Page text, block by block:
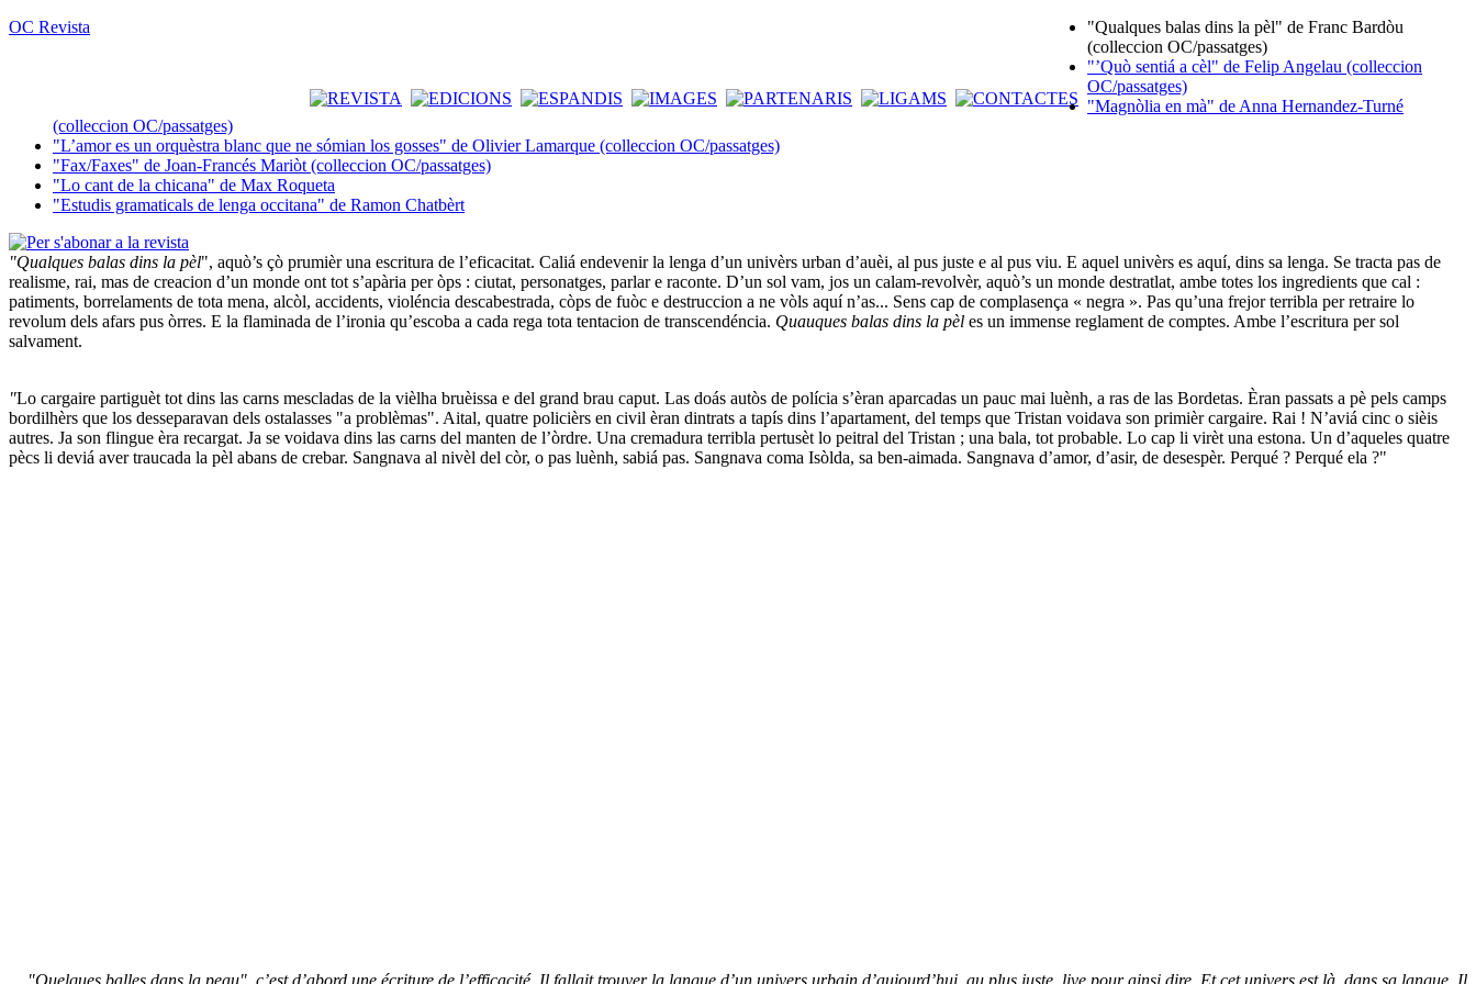
OC Revista
"Qualques balas dins la pèl" de Franc Bardòu
(colleccion OC/passatges)
"’Quò sentiá a cèl" de Felip Angelau (colleccion
OC/passatges)
"Magnòlia en mà" de Anna Hernandez-Turné
(colleccion OC/passatges)
"L’amor es un orquèstra blanc que ne sómian los gosses" de Olivier Lamarque (colleccion OC/passatges)
"Fax/Faxes" de Joan-Francés Mariòt (colleccion OC/passatges)
"Lo cant de la chicana" de Max Roqueta
"Estudis gramaticals de lenga occitana" de Ramon Chatbèrt
"Qualques balas dins la pèl", aquò’s çò prumièr una escritura de l’eficacitat. Caliá endevenir la lenga d’un univèrs urban d’auèi, al pus juste e al pus viu. E aquel univèrs es aquí, dins sa lenga. Se tracta pas de
realisme, rai, mas de creacion d’un monde ont tot s’apària per òps : ciutat, personatges, parlar e raconte. D’un sol vam, jos un calam-revolvèr, aquò’s un monde destratlat, ambe totes los ingredients que cal :
patiments, borrelaments de tota mena, alcòl, accidents, violéncia descabestrada, còps de fuòc e destruccion a ne vòls aquí n’as... Sens cap de complasença « negra ». Pas qu’una frejor terribla per retraire lo
revolum dels afars pus òrres. E la flaminada de l’ironia qu’escoba a cada rega tota tentacion de transcendéncia. Quauques balas dins la pèl es un immense reglament de comptes. Ambe l’escritura per sol
salvament.
"Lo cargaire partiguèt tot dins las carns mescladas de la vièlha bruèissa e del grand brau caput. Las doás autòs de polícia s’èran aparcadas un pauc mai luènh, a ras de las Bordetas. Èran passats a pè pels camps
bordilhèrs que los desseparavan dels ostalasses "a problèmas". Aital, quatre policièrs en civil èran dintrats a tapís dins l’apartament, del temps que Tristan voidava son primièr cargaire. Rai ! N’aviá cinc o sièis
autres. Ja son flingue èra recargat. Ja se voidava dins las carns del manten de l’òrdre. Una cremadura terribla pertusèt lo peitral del Tristan ; una bala, tot probable. Lo cap li virèt una estona. Un d’aqueles quatre
pècs li deviá aver traucada la pèl abans de crebar. Sangnava al nivèl del còr, o pas luènh, sabiá pas. Sangnava coma Isòlda, sa ben-aimada. Sangnava d’amor, d’asir, de desespèr. Perqué ? Perqué ela ?"
"Quelques balles dans la peau", c’est d’abord une écriture de l’efficacité. Il fallait trouver la langue d’un univers urbain d’aujourd’hui, au plus juste, live pour ainsi dire. Et cet univers est là, dans sa langue. Il